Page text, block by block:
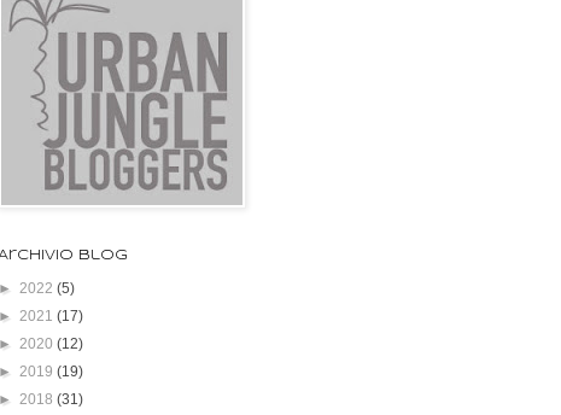
Archivio blog
► 2022 (5)
► 2021 (17)
► 2020 (12)
► 2019 (19)
► 2018 (31)